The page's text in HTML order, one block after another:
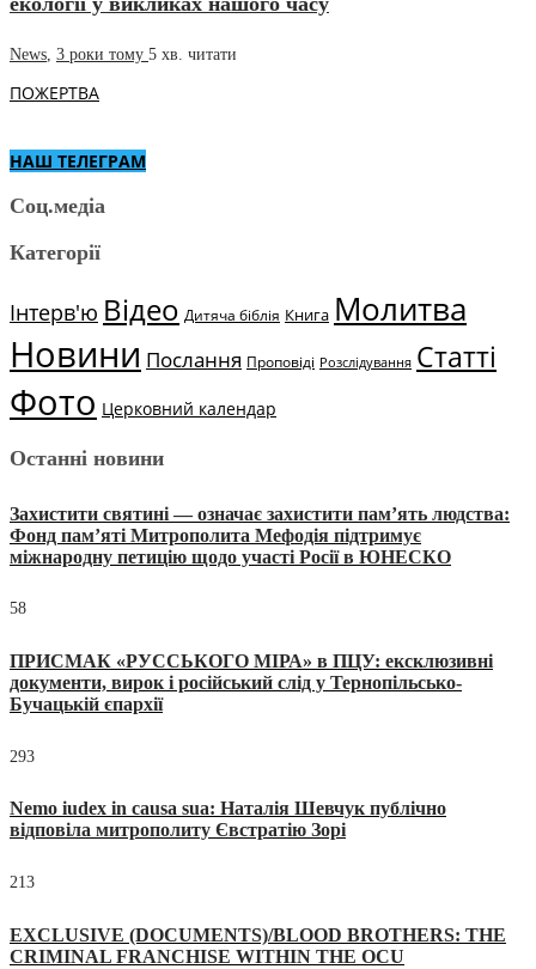
News 3 роки тому 5 хв. читати
ПОЖЕРТВА
НАШ ТЕЛЕГРАМ
Соц.медіа
Категорії
Інтерв'ю Відео Дитяча біблія Книга Молитва
Новини Послання Проповіді Розслідування Статті
Фото Церковний календар
Останні новини
Захистити святині — означає захистити пам’ять людства:
Фонд пам’яті Митрополита Мефодія підтримує
міжнародну петицію щодо участі Росії в ЮНЕСКО
58
ПРИСМАК «РУССЬКОГО МІРА» в ПЦУ: ексклюзивні
документи, вирок і російський слід у Тернопільсько-
Бучацькій єпархії
293
Nemo iudex in causa sua: Наталія Шевчук публічно
відповіла митрополиту Євстратію Зорі
213
EXCLUSIVE (DOCUMENTS)/BLOOD BROTHERS: THE
CRIMINAL FRANCHISE WITHIN THE OCU